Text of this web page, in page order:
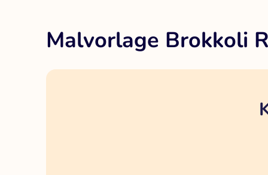
Malvorlage Brokkoli